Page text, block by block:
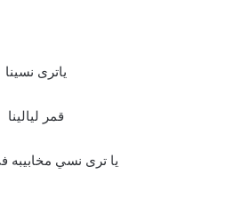
ياترى نسينا
قمر ليالينا
يا ترى نسي مخابيبه